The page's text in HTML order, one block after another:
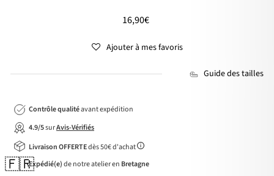
Prix
16,90€
Ajouter à mes favoris
Guide des tailles
Contrôle qualitéavant expédition
4.9/5surAvis-Vérifiés
Livraison OFFERTEdès 50€ d'achat
🇫🇷Expédié(e)de notre atelier en Bretagne